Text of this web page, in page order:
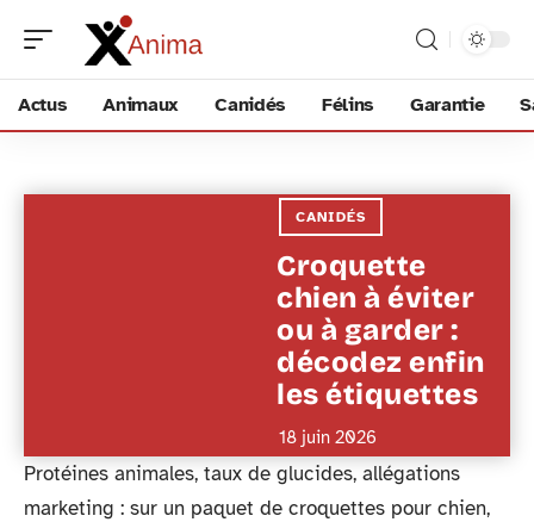
Actus Animaux Canidés Félins Garantie
CANIDÉS
Croquette
chien à éviter
ou à garder :
décodez enfin
les étiquettes
18 juin 2026
Protéines animales, taux de glucides, allégations
marketing : sur un paquet de croquettes pour chien,